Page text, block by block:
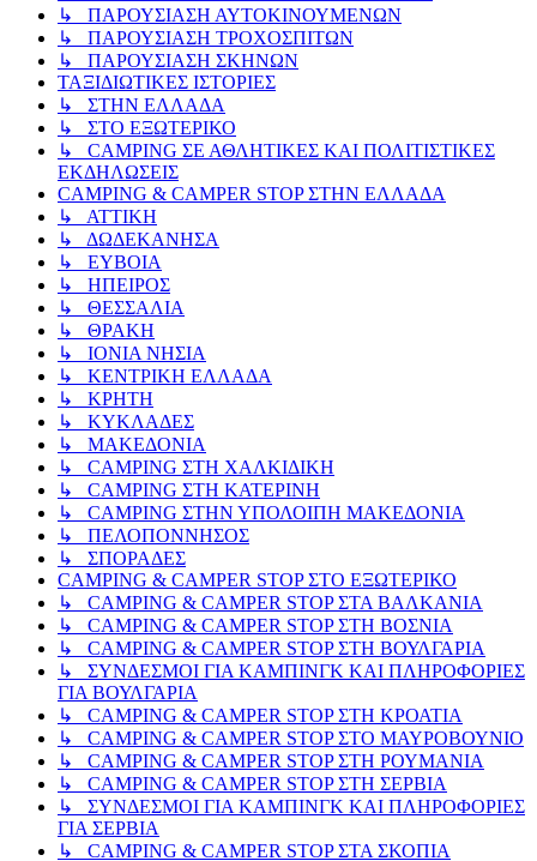
↳ ΠΑΡΟΥΣΙΑΣΗ ΑΥΤΟΚΙΝΟΥΜΕΝΩΝ
↳ ΠΑΡΟΥΣΙΑΣΗ ΤΡΟΧΟΣΠΙΤΩΝ
↳ ΠΑΡΟΥΣΙΑΣΗ ΣΚΗΝΩΝ
ΤΑΞΙΔΙΩΤΙΚΕΣ ΙΣΤΟΡΙΕΣ
↳ ΣΤΗΝ ΕΛΛΑΔΑ
↳ ΣΤΟ ΕΞΩΤΕΡΙΚΟ
↳ CAMPING ΣΕ ΑΘΛΗΤΙΚΕΣ ΚΑΙ ΠΟΛΙΤΙΣΤΙΚΕΣ
ΕΚΔΗΛΩΣΕΙΣ
CAMPING & CAMPER STOP ΣΤΗN ΕΛΛΑΔΑ
↳ ΑΤΤΙΚΗ
↳ ΔΩΔΕΚΑΝΗΣΑ
↳ ΕΥΒΟΙΑ
↳ ΗΠΕΙΡΟΣ
↳ ΘΕΣΣΑΛΙΑ
↳ ΘΡΑΚΗ
↳ ΙΟΝΙΑ ΝΗΣΙΑ
↳ ΚΕΝΤΡΙΚΗ ΕΛΛΑΔΑ
↳ ΚΡΗΤΗ
↳ ΚΥΚΛΑΔΕΣ
↳ ΜΑΚΕΔΟΝΙΑ
↳ CAMPING ΣΤΗ ΧΑΛΚΙΔΙΚΗ
↳ CAMPING ΣΤΗ ΚΑΤΕΡΙΝΗ
↳ CAMPING ΣΤΗΝ ΥΠΟΛΟΙΠΗ ΜΑΚΕΔΟΝΙΑ
↳ ΠΕΛΟΠΟΝΝΗΣΟΣ
↳ ΣΠΟΡΑΔΕΣ
CAMPING & CAMPER STOP ΣΤΟ ΕΞΩΤΕΡΙΚΟ
↳ CAMPING & CAMPER STOP ΣΤΑ ΒΑΛΚΑΝΙΑ
↳ CAMPING & CAMPER STOP ΣΤΗ ΒΟΣΝΙΑ
↳ CAMPING & CAMPER STOP ΣΤΗ ΒΟΥΛΓΑΡΙΑ
↳ ΣΥΝΔΕΣΜΟΙ ΓΙΑ ΚΑΜΠΙΝΓΚ ΚΑΙ ΠΛΗΡΟΦΟΡΙΕΣ
ΓΙΑ ΒΟΥΛΓΑΡΙΑ
↳ CAMPING & CAMPER STOP ΣΤΗ ΚΡΟΑΤΙΑ
↳ CAMPING & CAMPER STOP ΣΤΟ ΜΑΥΡΟΒΟΥΝΙΟ
↳ CAMPING & CAMPER STOP ΣΤΗ ΡΟΥΜΑΝΙΑ
↳ CAMPING & CAMPER STOP ΣΤΗ ΣΕΡΒΙΑ
↳ ΣΥΝΔΕΣΜΟΙ ΓΙΑ ΚΑΜΠΙΝΓΚ ΚΑΙ ΠΛΗΡΟΦΟΡΙΕΣ
ΓΙΑ ΣΕΡΒΙΑ
↳ CAMPING & CAMPER STOP ΣΤΑ ΣΚΟΠΙΑ